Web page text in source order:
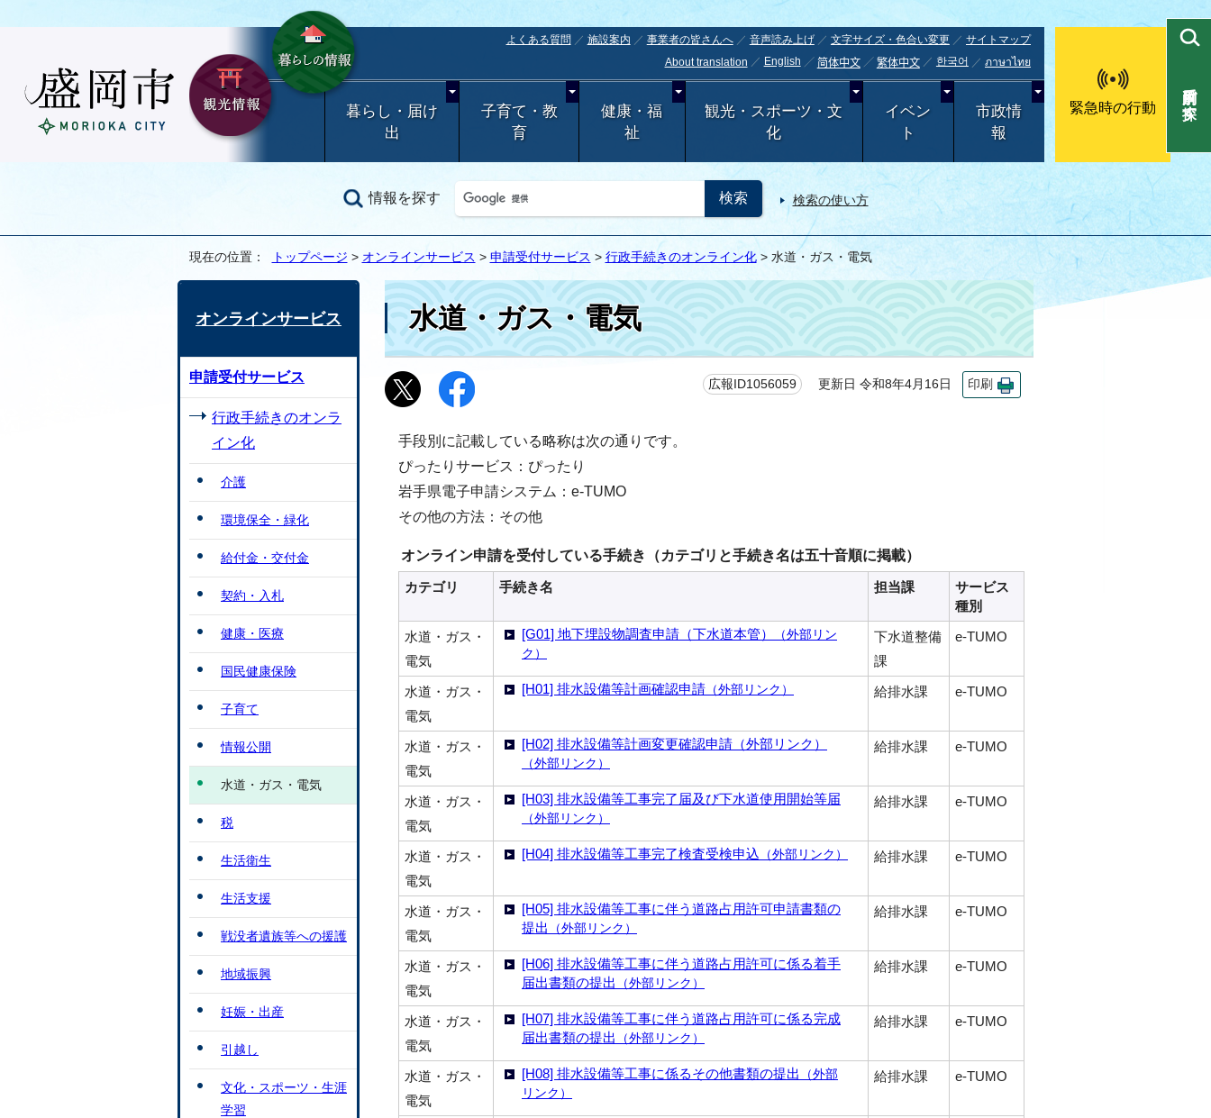
よくある質問 施設案内 事業者の皆さんへ 音声読み上げ 文字サイズ・色合い変更
サイトマップ
About translation
English 简体中文 繁体中文 한국어 ภาษาไทย
暮らし・届け
出
子育て・教
育
健康・福
祉
観光・スポーツ・文
化
イベン
ト
市政情
報
緊急時の行動
情報を探す 検索の使い方
目的別で探す
現在の位置： トップページ > オンラインサービス > 申請受付サービス > 行政手続きのオンライン化> 水道・ガス・電気
水道・ガス・電気
広報ID1056059 更新日 令和8年4月16日 印刷
手段別に記載している略称は次の通りです。
ぴったりサービス：ぴったり
岩手県電子申請システム：e-TUMO
その他の方法：その他
オンライン申請を受付している手続き（カテゴリと手続き名は五十音順に掲載）
カテゴリ 手続き名 担当課
サービス
種別
水道・ガス・
電気
[G01] 地下埋設物調査申請（下水道本管）
（外部リン
ク）
下水道整備
課
e-TUMO
水道・ガス・
電気
[H01] 排水設備等計画確認申請 （外部リンク） 給排水課 e-TUMO
水道・ガス・
電気
[H02] 排水設備等計画変更確認申請（外部リンク）
（外部リンク）
給排水課 e-TUMO
水道・ガス・
電気
[H03] 排水設備等工事完了届及び下水道使用開始等届
（外部リンク）
給排水課 e-TUMO
水道・ガス・
電気
[H04] 排水設備等工事完了検査受検申込 （外部リンク） 給排水課 e-TUMO
水道・ガス・
電気
[H05] 排水設備等工事に伴う道路占用許可申請書類の
提出
（外部リンク）
給排水課 e-TUMO
水道・ガス・
電気
[H06] 排水設備等工事に伴う道路占用許可に係る着手
届出書類の提出
（外部リンク）
給排水課 e-TUMO
水道・ガス・
電気
[H07] 排水設備等工事に伴う道路占用許可に係る完成
届出書類の提出
（外部リンク）
給排水課 e-TUMO
水道・ガス・
電気
[H08] 排水設備等工事に係るその他書類の提出
（外部
リンク）
給排水課 e-TUMO
オンラインサービス
申請受付サービス
行政手続きのオンラ
イン化
介護
環境保全・緑化
給付金・交付金
契約・入札
健康・医療
国民健康保険
子育て
情報公開
水道・ガス・電気
税
生活衛生
生活支援
戦没者遺族等への援護
地域振興
妊娠・出産
引越し
文化・スポーツ・生涯
学習